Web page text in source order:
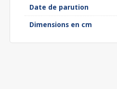
Date de parution
Dimensions en cm